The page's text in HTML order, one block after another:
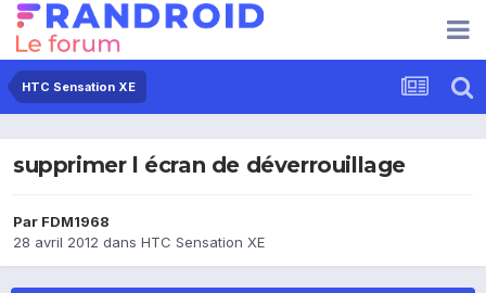
HTC Sensation XE
supprimer l écran de déverrouillage
Par FDM1968
28 avril 2012 dans HTC Sensation XE